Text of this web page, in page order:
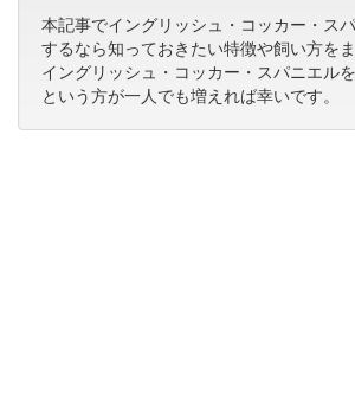
本記事でイングリッシュ・コッカー・ス
するなら知っておきたい特徴や飼い方をま
イングリッシュ・コッカー・スパニエル
という方が一人でも増えれば幸いです。